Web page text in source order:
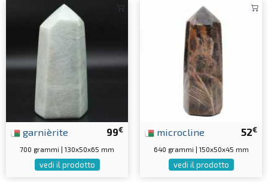
99€
garnièrite
700 grammi | 130x50x65 mm
vedi il prodotto
52€
microcline
640 grammi | 150x50x45 mm
vedi il prodotto